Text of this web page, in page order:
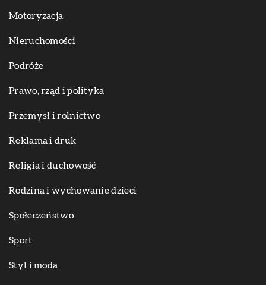
Motoryzacja
Nieruchomości
Podróże
Prawo, rząd i polityka
Przemysł i rolnictwo
Reklama i druk
Religia i duchowość
Rodzina i wychowanie dzieci
Społeczeństwo
Sport
Styl i moda